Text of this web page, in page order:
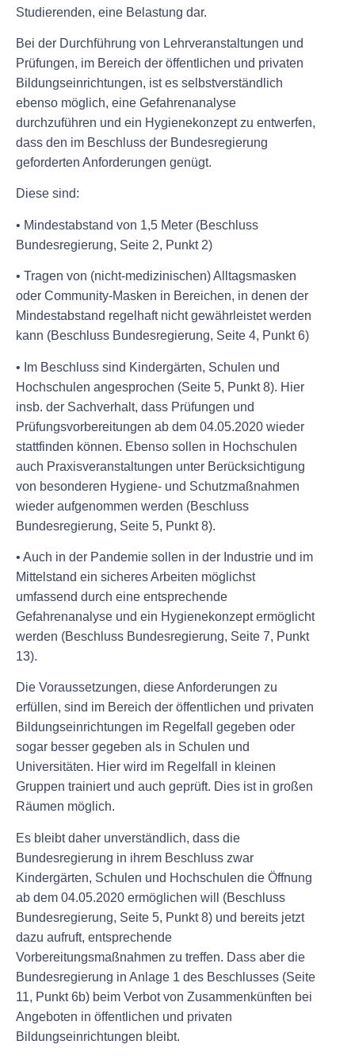
Studierenden, eine Belastung dar.
Bei der Durchführung von Lehrveranstaltungen und
Prüfungen, im Bereich der öffentlichen und privaten
Bildungseinrichtungen, ist es selbstverständlich
ebenso möglich, eine Gefahrenanalyse
durchzuführen und ein Hygienekonzept zu entwerfen,
dass den im Beschluss der Bundesregierung
geforderten Anforderungen genügt.
Diese sind:
• Mindestabstand von 1,5 Meter (Beschluss
Bundesregierung, Seite 2, Punkt 2)
• Tragen von (nicht-medizinischen) Alltagsmasken
oder Community-Masken in Bereichen, in denen der
Mindestabstand regelhaft nicht gewährleistet werden
kann (Beschluss Bundesregierung, Seite 4, Punkt 6)
• Im Beschluss sind Kindergärten, Schulen und
Hochschulen angesprochen (Seite 5, Punkt 8). Hier
insb. der Sachverhalt, dass Prüfungen und
Prüfungsvorbereitungen ab dem 04.05.2020 wieder
stattfinden können. Ebenso sollen in Hochschulen
auch Praxisveranstaltungen unter Berücksichtigung
von besonderen Hygiene- und Schutzmaßnahmen
wieder aufgenommen werden (Beschluss
Bundesregierung, Seite 5, Punkt 8).
• Auch in der Pandemie sollen in der Industrie und im
Mittelstand ein sicheres Arbeiten möglichst
umfassend durch eine entsprechende
Gefahrenanalyse und ein Hygienekonzept ermöglicht
werden (Beschluss Bundesregierung, Seite 7, Punkt
13).
Die Voraussetzungen, diese Anforderungen zu
erfüllen, sind im Bereich der öffentlichen und privaten
Bildungseinrichtungen im Regelfall gegeben oder
sogar besser gegeben als in Schulen und
Universitäten. Hier wird im Regelfall in kleinen
Gruppen trainiert und auch geprüft. Dies ist in großen
Räumen möglich.
Es bleibt daher unverständlich, dass die
Bundesregierung in ihrem Beschluss zwar
Kindergärten, Schulen und Hochschulen die Öffnung
ab dem 04.05.2020 ermöglichen will (Beschluss
Bundesregierung, Seite 5, Punkt 8) und bereits jetzt
dazu aufruft, entsprechende
Vorbereitungsmaßnahmen zu treffen. Dass aber die
Bundesregierung in Anlage 1 des Beschlusses (Seite
11, Punkt 6b) beim Verbot von Zusammenkünften bei
Angeboten in öffentlichen und privaten
Bildungseinrichtungen bleibt.